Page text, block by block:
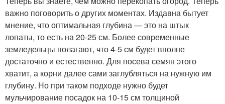
важно поговорить о других моментах. Издавна бытует
мнение, что оптимальная глубина — это на штык
лопаты, то есть на 20-25 см. Более современные
земледельцы полагают, что 4-5 см будет вполне
достаточно и естественно. Для посева семян этого
хватит, а корни далее сами заглубляться на нужную им
глубину. Но при таком подходе нужно будет
мульчирование посадок на 10-15 см толщиной